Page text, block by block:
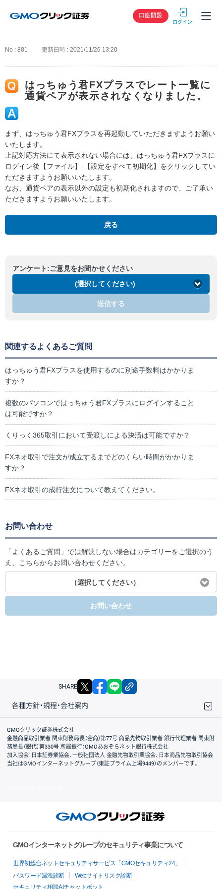
GMOクリック
口座開設
No : 881 更新日時 : 2021/11/26 13:20
はっちゅう君FXプラスでレート一覧に
通貨ペアが表示されなくなりました。
まず、はっちゅう君FXプラスを再起動していただきますようお願い
いたします。
上記対応方法にて表示されない場合には、はっちゅう君FXプラスに
ログイン後【ファイル】-【設定をすべて初期化】をクリックしてい
ただきますようお願いいたします。
なお、通貨ペアの表示以外の設定も初期化されますので、ご了承い
ただきますようお願いいたします。
戻る
アンケート:ご意見をお聞かせください
(選択してください)
送信する
関連するよくあるご質問
はっちゅう君FXプラスを使用するのに別途手数料はかかりま
すか？
複数のパソコンではっちゅう君FXプラスにログインすること
は可能ですか？
くりっく365取引において受渡しによる決済は可能ですか？
FXネオ取引で注文が成立するまでどのくらい時間がかかりま
すか？
FXネオ取引の成行注文について教えてください。
お問い合わせ
「よくあるご質問」では解決しない場合はカテゴリーをご選択のう
え、こちらからお問い合わせください。
（選択してください）
お問い合わせ
SHARE X facebook
各種方針・規程・会社案内
取引規程・約款
サイトマップ
その他のご案内
個人情報保護方針
最良執行方針
サイトのご利用について
ディスクレイマー
信託保全
リスク説明
会社案内
GMOクリック証券株式会社
金融商品取引業者 関東財務局長（金商）第77号 商品先物取引業者 銀行代理業者 関東財
務局長（銀代）第330号 所属銀行：GMOあおぞらネット銀行株式会社
加入協会：日本証券業協会、一般社団法人 金融先物取引業協会、日本商品先物取引協会
当社はGMOインターネットグループ（東証プライム上場9449）のメンバーです。
GMOインターネットグループのセキュリティ事業について
世界初総合ネットセキュリティサービス「GMOセキュリティ24」
パスワード漏洩診断
Webサイトリスク診断
セキュリティ相談AIチャットボット